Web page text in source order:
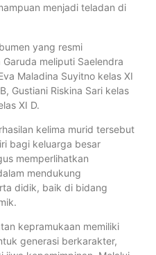
menjadi teladan di
yang resmi
meliputi Saelendra
Maladina Suyitno kelas XI
Gustiani Riskina Sari kelas
XI D.
kelima murid tersebut
bagi keluarga besar
memperlihatkan
mendukung
didik, baik di bidang
kepramukaan memiliki
generasi berkarakter,